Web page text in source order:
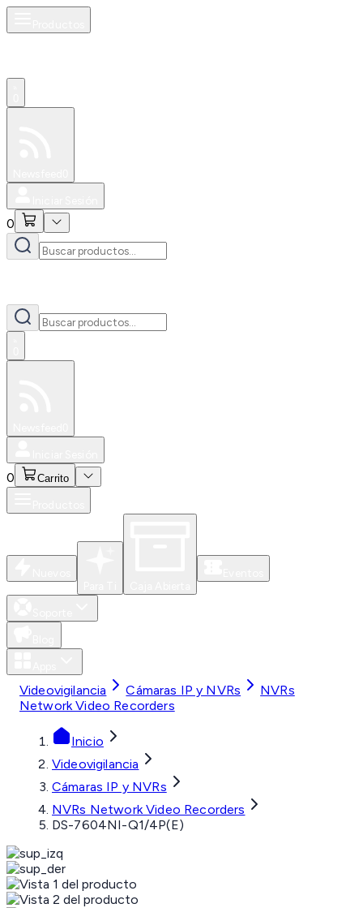
0
0 Carrito
Videovigilancia Cámaras IP y NVRs
NVRs
Network Video Recorders
Inicio
Videovigilancia
Cámaras IP y NVRs
NVRs Network Video Recorders
DS-7604NI-Q1/4P(E)